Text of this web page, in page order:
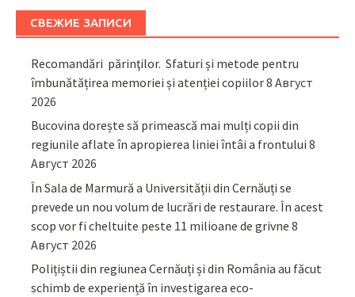
СВЕЖИЕ ЗАПИСИ
Recomandări părinţilor. Sfaturi și metode pentru
îmbunătățirea memoriei și atenției copiilor8 Август
2026
Bucovina dorește să primească mai mulți copii din
regiunile aflate în apropierea liniei întâi a frontului 8
Август 2026
În Sala de Marmură a Universității din Cernăuți se
prevede un nou volum de lucrări de restaurare. În acest
scop vor fi cheltuite peste 11 milioane de grivne 8
Август 2026
Polițiștii din regiunea Cernăuți și din România au făcut
schimb de experiență în investigarea eco-